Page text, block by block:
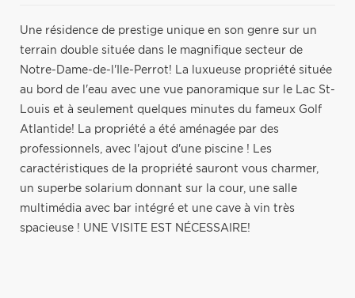
Une résidence de prestige unique en son genre sur un
terrain double située dans le magnifique secteur de
Notre-Dame-de-l'Ile-Perrot! La luxueuse propriété située
au bord de l'eau avec une vue panoramique sur le Lac St-
Louis et à seulement quelques minutes du fameux Golf
Atlantide! La propriété a été aménagée par des
professionnels, avec l'ajout d'une piscine ! Les
caractéristiques de la propriété sauront vous charmer,
un superbe solarium donnant sur la cour, une salle
multimédia avec bar intégré et une cave à vin très
spacieuse ! UNE VISITE EST NÉCESSAIRE!